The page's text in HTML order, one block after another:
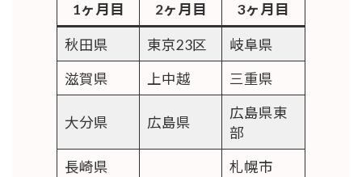
1ヶ月目 2ヶ月目 3ヶ月目
秋田県 東京23区
岐阜県
滋賀県
上中越 三重県
大分県 広島県
広島県東
部
長崎県
札幌市